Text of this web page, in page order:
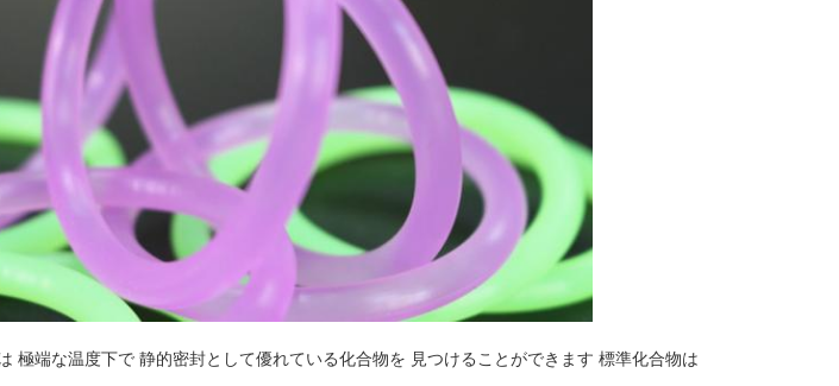
極端な温度下で 静的密封として優れている化合物を 見つけることができます 標準化合物は